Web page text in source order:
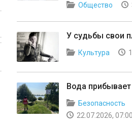
Общество
У судьбы свои
Культура
Вода
Безопасность
22.07.2026, 07:00